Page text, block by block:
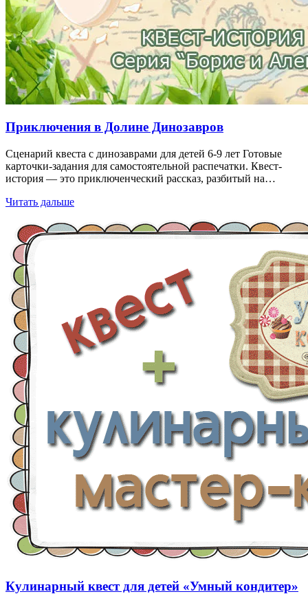
Приключения в Долине Динозавров
Сценарий квеста с динозаврами для детей 6-9 лет Готовые
карточки-задания для самостоятельной распечатки. Квест-
история — это приключенческий рассказ, разбитый на…
Читать дальше
Кулинарный квест для детей «Умный кондитер»